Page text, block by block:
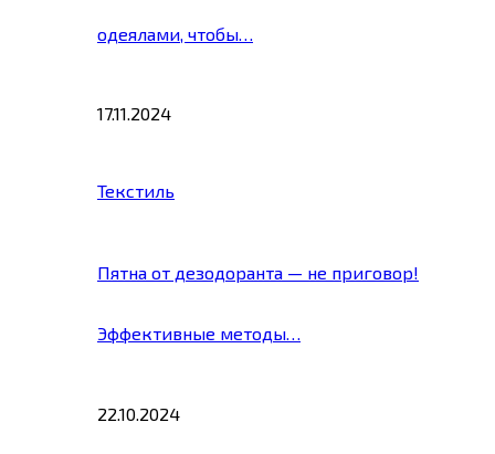
одеялами, чтобы…
17.11.2024
Текстиль
Пятна от дезодоранта — не приговор!
Эффективные методы…
22.10.2024